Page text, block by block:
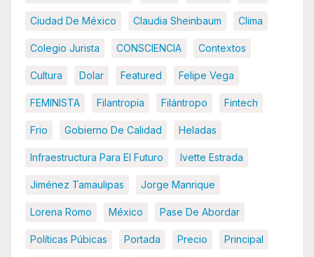
Ciudad De México Claudia Sheinbaum Clima
Colegio Jurista CONSCIENCIA Contextos
Cultura Dolar Featured Felipe Vega
FEMINISTA Filantropia Filántropo Fintech
Frio Gobierno De Calidad Heladas
Infraestructura Para El Futuro Ivette Estrada
Jiménez Tamaulipas Jorge Manrique
Lorena Romo México Pase De Abordar
Políticas Púbicas Portada Precio Principal